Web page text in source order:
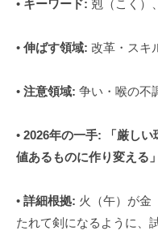
• キーワード: 剋（こく）
• 伸ばす領域: 改革・スキ
• 注意領域: 争い・喉の不
• 2026年の一手:
「厳し
値あるものに作り変える」
• 詳細根拠: 火（午）が金
たれて剣になるように、